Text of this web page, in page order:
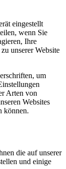
eingestellt
wenn Sie
Ihre
unserer Website
um
Arten von
Websites
können.
die auf unserer
und einige